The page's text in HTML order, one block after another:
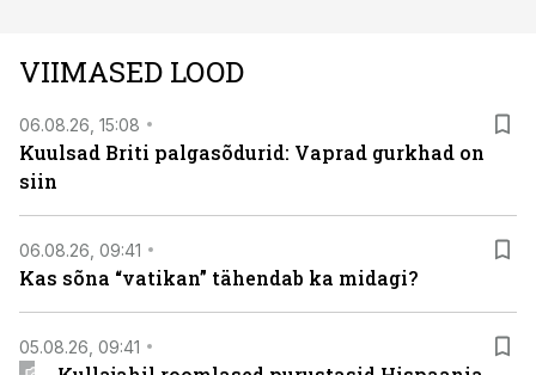
viasathistory.eu/ee
VIIMASED LOOD
06.08.26, 15:08
Kuulsad Briti palgasõdurid: Vaprad gurkhad on
siin
06.08.26, 09:41
Kas sõna “vatikan” tähendab ka midagi?
05.08.26, 09:41